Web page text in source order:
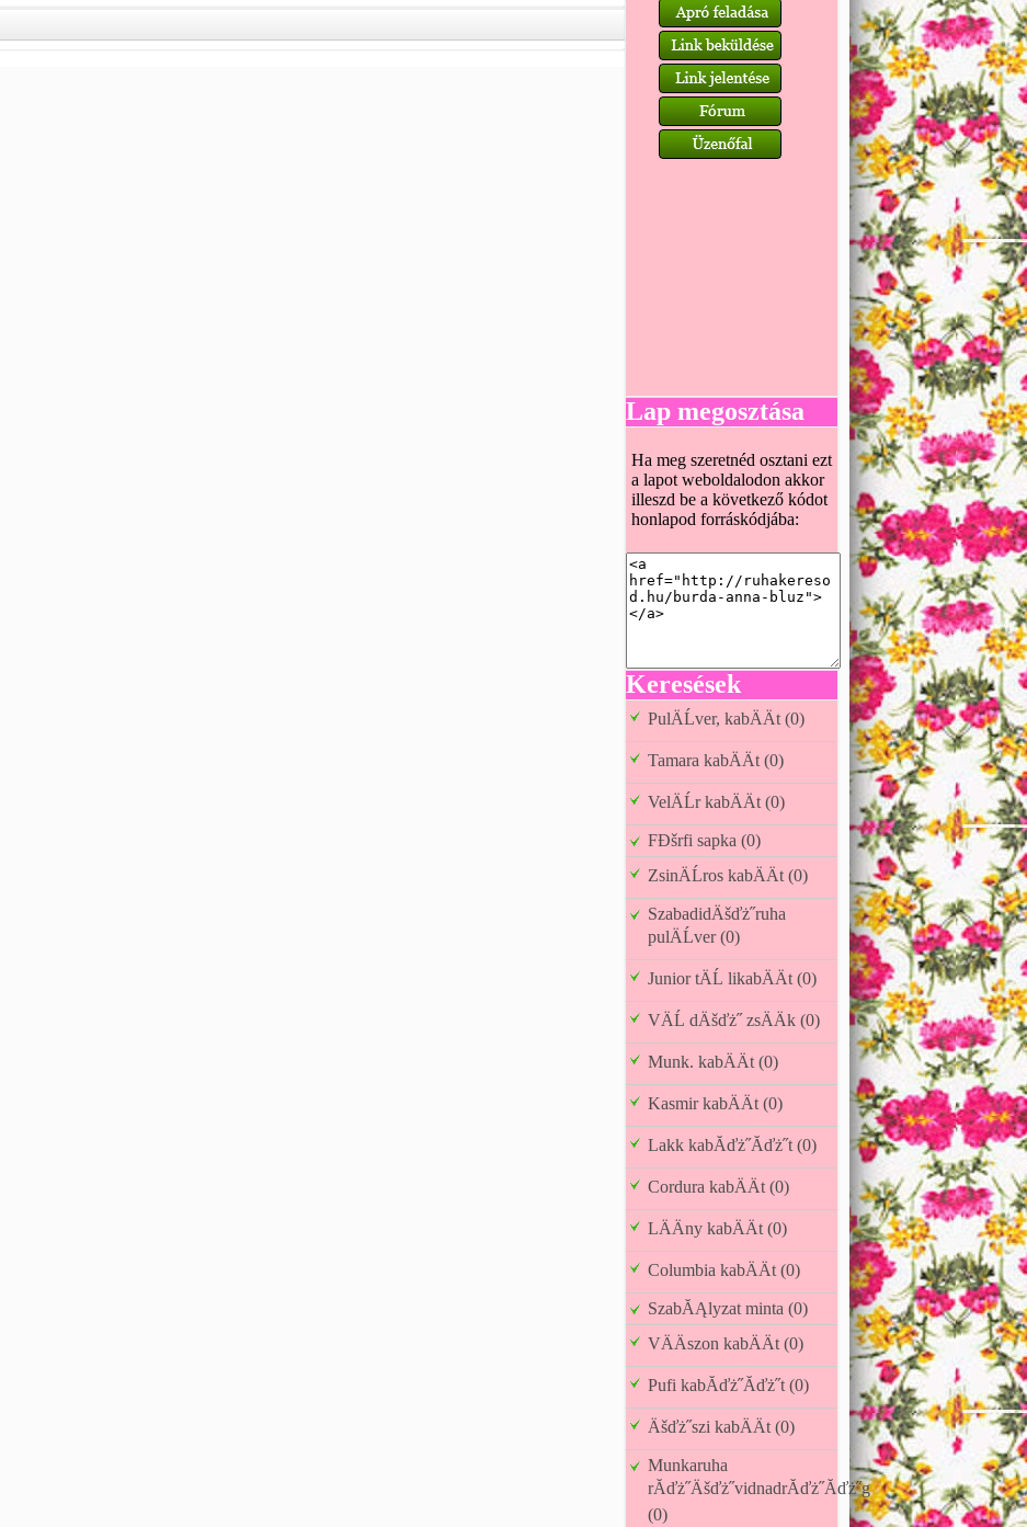
Lap megosztása
Ha meg szeretnéd osztani ezt
a lapot weboldalodon akkor
illeszd be a következő kódot
honlapod forráskódjába:
Keresések
PulÄĹver, kabÄÄt (0)
Tamara kabÄÄt (0)
VelÄĹr kabÄÄt (0)
FĐšrfi sapka (0)
ZsinÄĹros kabÄÄt (0)
SzabadidÄšďż˝ruha
pulÄĹver (0)
Junior tÄĹ likabÄÄt (0)
VÄĹ dÄšďż˝ zsÄÄk (0)
Munk. kabÄÄt (0)
Kasmir kabÄÄt (0)
Lakk kabĂďż˝Ăďż˝t (0)
Cordura kabÄÄt (0)
LÄÄny kabÄÄt (0)
Columbia kabÄÄt (0)
SzabĂĄlyzat minta (0)
VÄÄszon kabÄÄt (0)
Pufi kabĂďż˝Ăďż˝t (0)
Äšďż˝szi kabÄÄt (0)
Munkaruha
rĂďż˝Äšďż˝vidnadrĂďż˝Ăďż˝g
(0)